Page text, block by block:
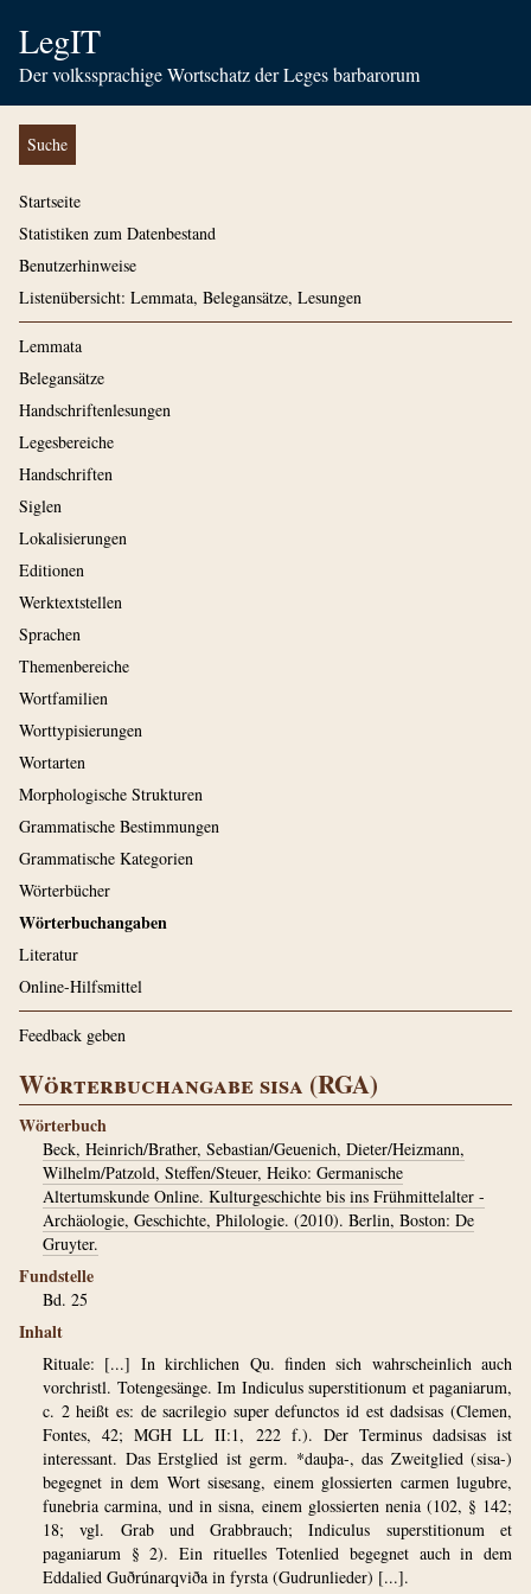
LegIT
Der volkssprachige Wortschatz der Leges barbarorum
Suche
Startseite
Statistiken zum Datenbestand
Benutzerhinweise
Listenübersicht: Lemmata, Belegansätze, Lesungen
Lemmata
Belegansätze
Handschriftenlesungen
Legesbereiche
Handschriften
Siglen
Lokalisierungen
Editionen
Werktextstellen
Sprachen
Themenbereiche
Wortfamilien
Worttypisierungen
Wortarten
Morphologische Strukturen
Grammatische Bestimmungen
Grammatische Kategorien
Wörterbücher
Wörterbuchangaben
Literatur
Online-Hilfsmittel
Feedback geben
Wörterbuchangabe sisa (RGA)
Wörterbuch
Beck, Heinrich/Brather, Sebastian/Geuenich, Dieter/Heizmann,
Wilhelm/Patzold, Steffen/Steuer, Heiko: Germanische
Altertumskunde Online. Kulturgeschichte bis ins Frühmittelalter -
Archäologie, Geschichte, Philologie. (2010). Berlin, Boston: De
Gruyter.
Fundstelle
Bd. 25
Inhalt
Rituale: [...] In kirchlichen Qu. finden sich wahrscheinlich auch
vorchristl. Totengesänge. Im Indiculus superstitionum et paganiarum,
c. 2 heißt es: de sacrilegio super defunctos id est dadsisas (Clemen,
Fontes, 42; MGH LL II:1, 222 f.). Der Terminus dadsisas ist
interessant. Das Erstglied ist germ. *dauþa-, das Zweitglied (sisa-)
begegnet in dem Wort sisesang, einem glossierten carmen lugubre,
funebria carmina, und in sisna, einem glossierten nenia (102, § 142;
18; vgl. Grab und Grabbrauch; Indiculus superstitionum et
paganiarum § 2). Ein rituelles Totenlied begegnet auch in dem
Eddalied Guðrúnarqviða in fyrsta (Gudrunlieder) [...].